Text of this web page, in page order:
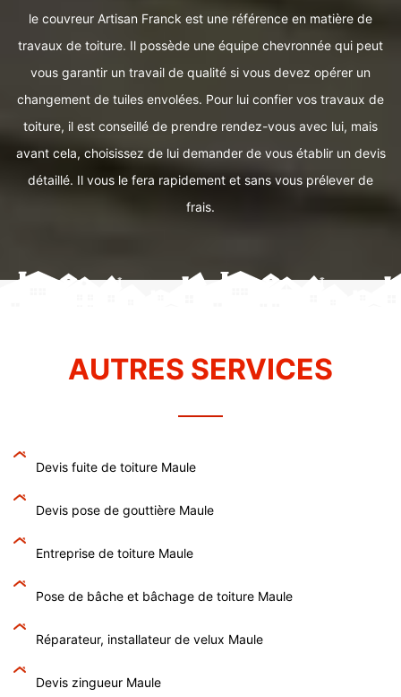
le couvreur Artisan Franck est une référence en matière de
travaux de toiture. Il possède une équipe chevronnée qui peut
vous garantir un travail de qualité si vous devez opérer un
changement de tuiles envolées. Pour lui confier vos travaux de
toiture, il est conseillé de prendre rendez-vous avec lui, mais
avant cela, choisissez de lui demander de vous établir un devis
détaillé. Il vous le fera rapidement et sans vous prélever de
frais.
AUTRES SERVICES
Devis fuite de toiture Maule
Devis pose de gouttière Maule
Entreprise de toiture Maule
Pose de bâche et bâchage de toiture Maule
Réparateur, installateur de velux Maule
Devis zingueur Maule